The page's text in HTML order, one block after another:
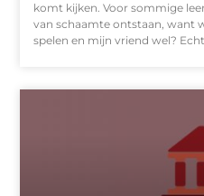
komt kijken. Voor sommige
van schaamte ontstaan, want
spelen en mijn vriend wel?